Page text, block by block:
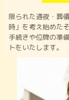
限られた通夜
時」を考え始
手続きや位牌
トをいたします